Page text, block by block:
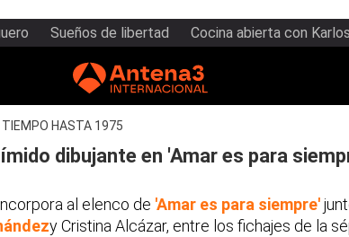
Sueños de libertad Cocina abierta con
TIEMPO HASTA 1975
dibujante en 'Amar es para
al elenco de 'Amar es para siempre'
y Cristina Alcázar, entre los fichajes de la